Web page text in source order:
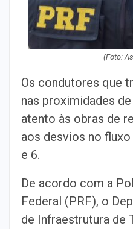
(Foto:
Os condutores que
nas proximidades
atento às obras de
aos desvios no
e 6.
De acordo com a
Federal (PRF), o
de Infraestrutura de